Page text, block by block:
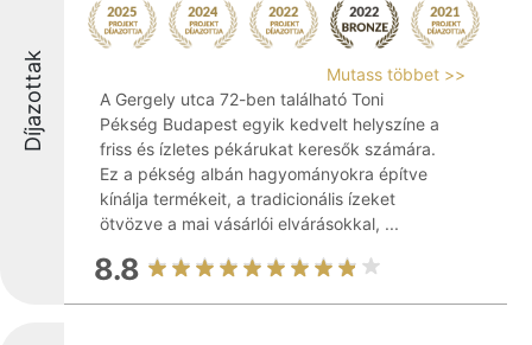
Díjazottak
Mutass többet >>
A Gergely utca 72-ben található Toni
Pékség Budapest egyik kedvelt helyszíne a
friss és ízletes pékárukat keresők számára.
Ez a pékség albán hagyományokra építve
kínálja termékeit, a tradicionális ízeket
ötvözve a mai vásárlói elvárásokkal, ...
8.8